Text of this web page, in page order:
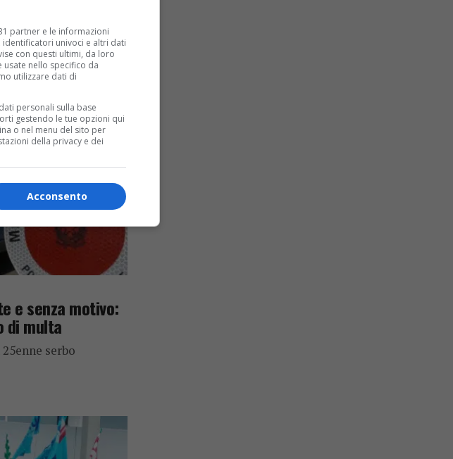
a Nogaredo di
scuola
un importante
e senza motivo:
di multa
serbo
partner e le informazioni
univoci e altri dati
con questi ultimi, da loro
usate nello specifico da
utilizzare dati di
personali sulla base
gestendo le tue opzioni qui
o nel menu del sito per
della privacy e dei
Acconsento